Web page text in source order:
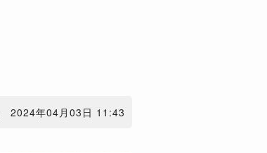
2024年04月03日 11:43